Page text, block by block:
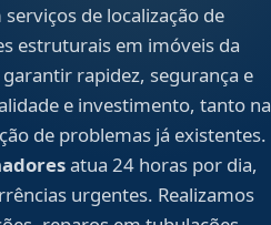
de localização de
estruturais em imóveis da
rapidez, segurança e
e investimento, tanto na
de problemas já existentes.
atua 24 horas por dia,
urgentes. Realizamos